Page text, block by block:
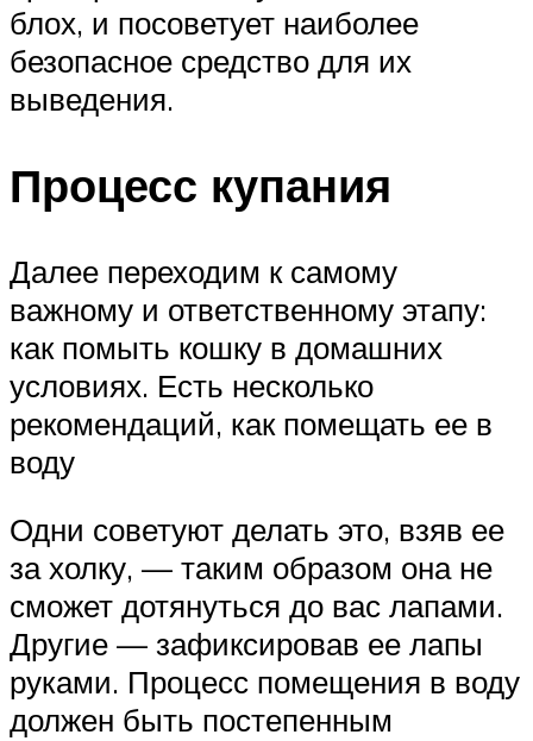
блох, и посоветует наиболее
безопасное средство для их
выведения.
Процесс купания
Далее переходим к самому
важному и ответственному этапу:
как помыть кошку в домашних
условиях. Есть несколько
рекомендаций, как помещать ее в
воду
Одни советуют делать это, взяв ее
за холку, — таким образом она не
сможет дотянуться до вас лапами.
Другие — зафиксировав ее лапы
руками. Процесс помещения в воду
должен быть постепенным